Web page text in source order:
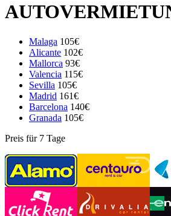
Malaga 105€
Alicante 102€
Mallorca 93€
Valencia 115€
Sevilla 105€
Madrid 161€
Barcelona 140€
Granada 105€
Preis für 7 Tage